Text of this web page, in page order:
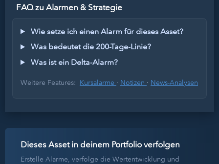
FAQ zu Alarmen & Strategie
Wie setze ich einen Alarm für dieses Asset?
Was bedeutet die 200-Tage-Linie?
Was ist ein Delta-Alarm?
Weitere Features: Kursalarme · Notizen · News-Analysen
Dieses Asset in deinem Portfolio verfolgen
Erstelle Alarme, verfolge die Wertentwicklung und